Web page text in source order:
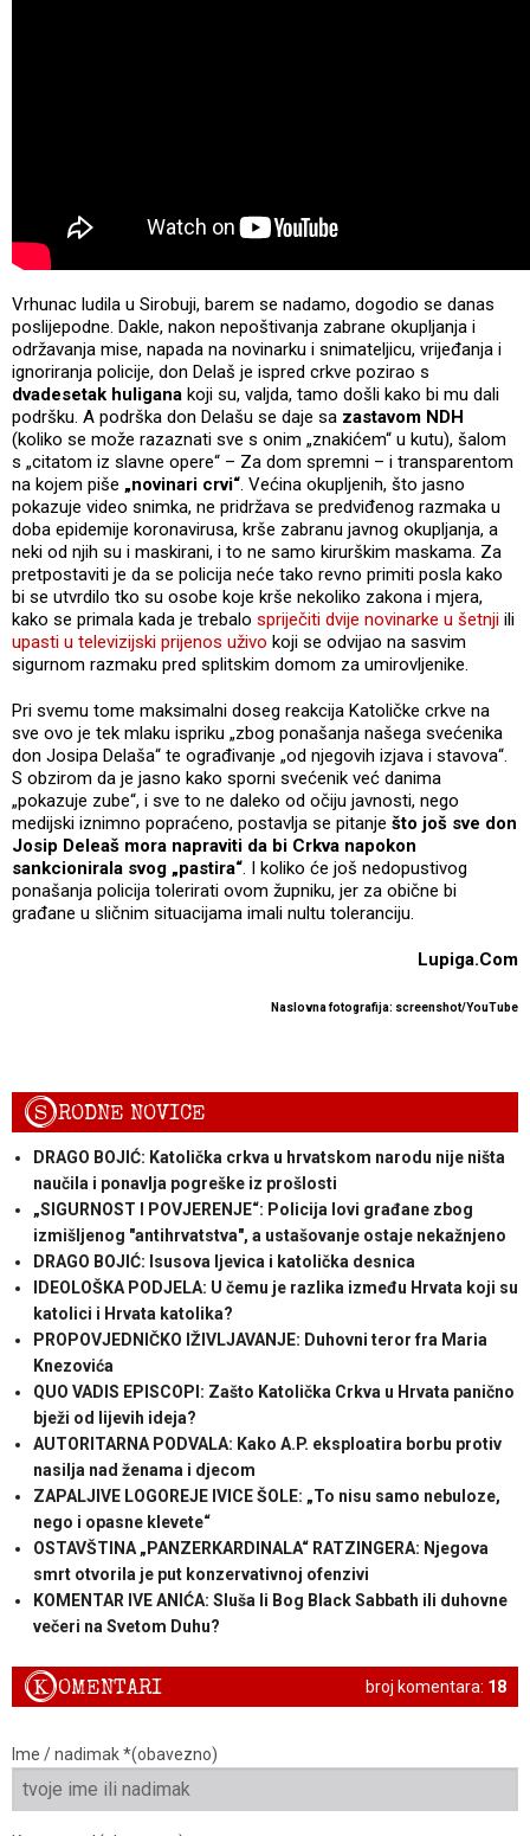
Vrhunac ludila u Sirobuji, barem se nadamo, dogodio se danas
poslijepodne. Dakle, nakon nepoštivanja zabrane okupljanja i
održavanja mise, napada na novinarku i snimateljicu, vrijeđanja i
ignoriranja policije, don Delaš je ispred crkve pozirao s
dvadesetak huligana koji su, valjda, tamo došli kako bi mu dali
podršku. A podrška don Delašu se daje sa zastavom NDH
(koliko se može razaznati sve s onim „znakićem“ u kutu), šalom
s „citatom iz slavne opere“ – Za dom spremni – i transparentom
na kojem piše „novinari crvi“. Većina okupljenih, što jasno
pokazuje video snimka, ne pridržava se predviđenog razmaka u
doba epidemije koronavirusa, krše zabranu javnog okupljanja, a
neki od njih su i maskirani, i to ne samo kirurškim maskama. Za
pretpostaviti je da se policija neće tako revno primiti posla kako
bi se utvrdilo tko su osobe koje krše nekoliko zakona i mjera,
kako se primala kada je trebalo spriječiti dvije novinarke u šetnji ili
upasti u televizijski prijenos uživo koji se odvijao na sasvim
sigurnom razmaku pred splitskim domom za umirovljenike.
Pri svemu tome maksimalni doseg reakcija Katoličke crkve na
sve ovo je tek mlaku ispriku „zbog ponašanja našega svećenika
don Josipa Delaša“ te ograđivanje „od njegovih izjava i stavova“.
S obzirom da je jasno kako sporni svećenik već danima
„pokazuje zube“, i sve to ne daleko od očiju javnosti, nego
medijski iznimno popraćeno, postavlja se pitanje što još sve don
Josip Deleaš mora napraviti da bi Crkva napokon
sankcionirala svog „pastira“. I koliko će još nedopustivog
ponašanja policija tolerirati ovom župniku, jer za obične bi
građane u sličnim situacijama imali nultu toleranciju.
Lupiga.Com
Naslovna fotografija: screenshot/YouTube
SRODNE NOVICE
DRAGO BOJIĆ: Katolička crkva u hrvatskom narodu nije ništa
naučila i ponavlja pogreške iz prošlosti
„SIGURNOST I POVJERENJE“: Policija lovi građane zbog
izmišljenog "antihrvatstva", a ustašovanje ostaje nekažnjeno
DRAGO BOJIĆ: ​Isusova ljevica i katolička desnica
IDEOLOŠKA PODJELA: U čemu je razlika između Hrvata koji su
katolici i Hrvata katolika?
PROPOVJEDNIČKO IŽIVLJAVANJE: Duhovni teror fra Maria
Knezovića
QUO VADIS EPISCOPI: Zašto Katolička Crkva u Hrvata panično
bježi od lijevih ideja?
AUTORITARNA PODVALA: Kako A.P. eksploatira borbu protiv
nasilja nad ženama i djecom
ZAPALJIVE LOGOREJE IVICE ŠOLE: „To nisu samo nebuloze,
nego i opasne klevete“
OSTAVŠTINA „PANZERKARDINALA“ RATZINGERA: Njegova
smrt otvorila je put konzervativnoj ofenzivi
KOMENTAR IVE ANIĆA: Sluša li Bog Black Sabbath ili duhovne
večeri na Svetom Duhu?
broj komentara: 18
KOMENTARI
Ime / nadimak *(obavezno)